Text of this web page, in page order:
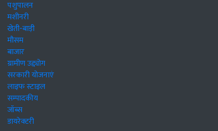
पशुपालन
मशीनरी
खेती-बाड़ी
मौसम
बाजार
ग्रामीण उद्द्योग
सरकारी योजनाएं
लाइफ स्टाइल
सम्पादकीय
जॉब्स
डायरेक्टरी